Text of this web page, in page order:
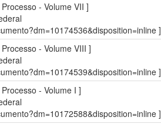
- Volume VII ]
]
- Volume VIII ]
]
- Volume I ]
]